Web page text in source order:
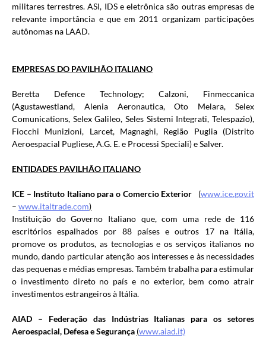
militares terrestres. ASI, IDS e eletrônica são outras empresas de
relevante importância e que em 2011 organizam participações
autônomas na LAAD.
EMPRESAS DO PAVILHÃO ITALIANO
Beretta Defence Technology; Calzoni, Finmeccanica
(Agustawestland, Alenia Aeronautica, Oto Melara, Selex
Comunications, Selex Galileo, Seles Sistemi Integrati, Telespazio),
Fiocchi Munizioni, Larcet, Magnaghi, Região Puglia (Distrito
Aeroespacial Pugliese, A.G. E. e Processi Speciali) e Salver.
ENTIDADES PAVILHÃO ITALIANO
ICE – Instituto Italiano para o Comercio Exterior (www.ice.gov.it
– www.italtrade.com)
Instituição do Governo Italiano que, com uma rede de 116
escritórios espalhados por 88 países e outros 17 na Itália,
promove os produtos, as tecnologias e os serviços italianos no
mundo, dando particular atenção aos interesses e às necessidades
das pequenas e médias empresas. Também trabalha para estimular
o investimento direto no país e no exterior, bem como atrair
investimentos estrangeiros à Itália.
AIAD – Federação das Indústrias Italianas para os setores
Aeroespacial, Defesa e Segurança (www.aiad.it)